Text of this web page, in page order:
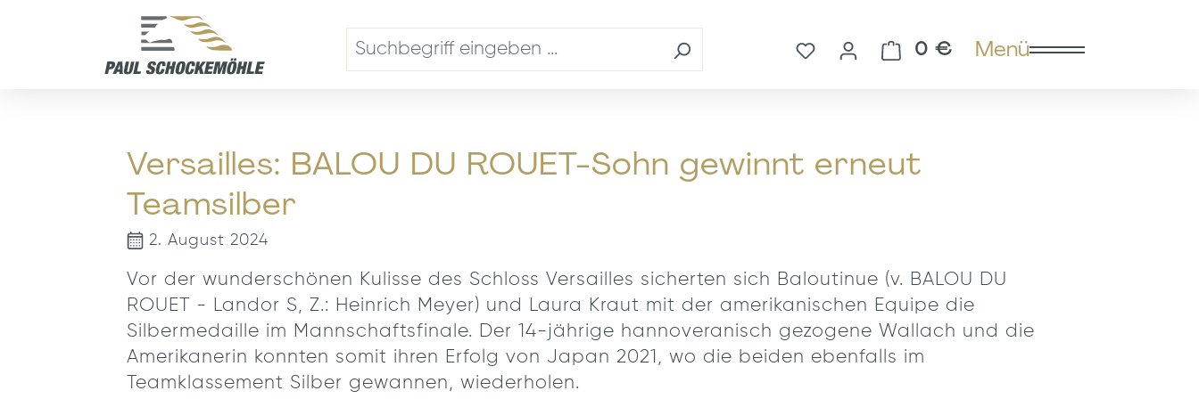
Zur Hauptnavigation springen
Menü
Du hast 0 Produkte auf dem Merkzettel
0 €Warenkorb enthält 0
Versailles: BALOU DU ROUET-Sohn gewinnt erneut
Teamsilber
2. August 2024
Vor der wunderschönen Kulisse des Schloss Versailles sicherten sich Baloutinue (v. BALOU DU
ROUET - Landor S, Z.: Heinrich Meyer) und Laura Kraut mit der amerikanischen Equipe die
Silbermedaille im Mannschaftsfinale. Der 14-jährige hannoveranisch gezogene Wallach und die
Amerikanerin konnten somit ihren Erfolg von Japan 2021, wo die beiden ebenfalls im
Teamklassement Silber gewannen, wiederholen.